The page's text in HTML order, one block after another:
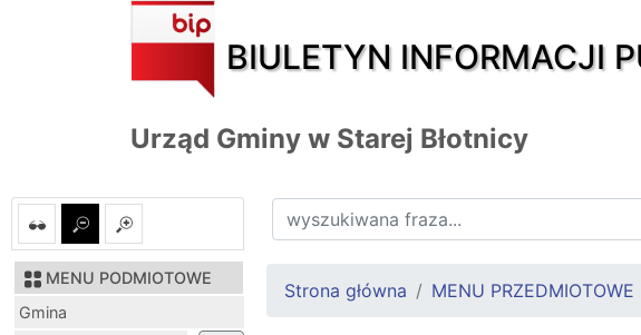
BIULETYN INFORMACJI
Urząd Gminy w Starej Błotnicy
MENU PODMIOTOWE
Gmina
Strona główna MENU PRZEDMIOTOWE